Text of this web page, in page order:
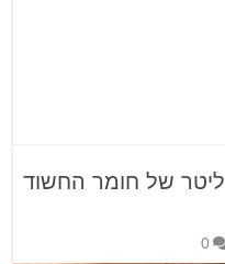
נתב"ג: המשטרה תפסה 45 ליטר של חומר החשוד
0